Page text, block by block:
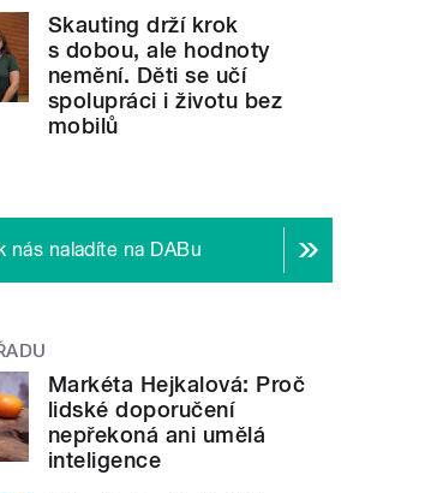
Skauting drží krok
s dobou, ale hodnoty
nemění. Děti se učí
spolupráci i životu bez
mobilů
nás naladíte na DABu
Markéta Hejkalová: Proč
lidské doporučení
nepřekoná ani umělá
inteligence